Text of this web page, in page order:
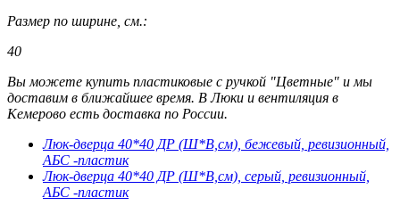
Размер по ширине, см.:
40
Вы можете купить пластиковые с ручкой "Цветные" и мы
доставим в ближайшее время. В Люки и вентиляция в
Кемерово есть доставка по России.
Люк-дверца 40*40 ДР (Ш*В,см), бежевый, ревизионный,
АБС -пластик
Люк-дверца 40*40 ДР (Ш*В,см), серый, ревизионный,
АБС -пластик